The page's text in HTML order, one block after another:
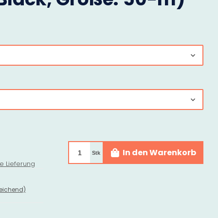
Lieferung
Stk In den Warenkorb